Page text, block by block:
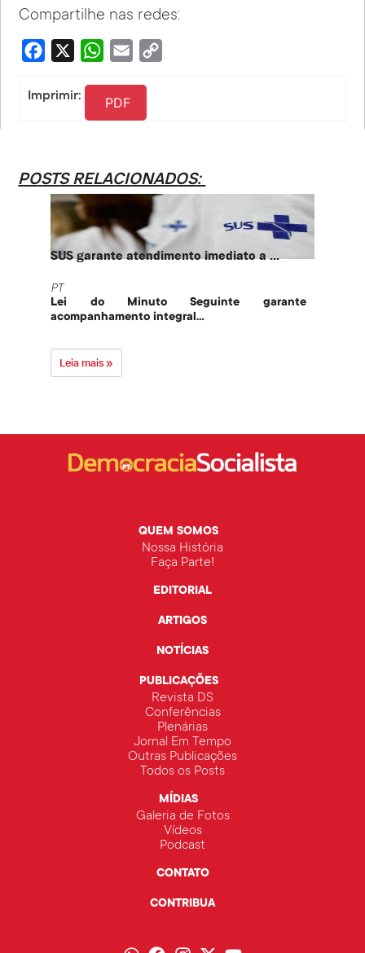
Compartilhe nas redes:
Facebook WhatsApp
Email
Imprimir: PDF
POSTS RELACIONADOS:
SUS garante atendimento imediato a ...
PT
Lei do Minuto Seguinte garante
acompanhamento integral...
Leia mais »
QUEM SOMOS
Nossa História
Faça Parte!
EDITORIAL
ARTIGOS
NOTÍCIAS
PUBLICAÇÕES
Revista DS
Conferências
Plenárias
Jornal Em Tempo
Outras Publicações
Todos os Posts
MÍDIAS
Galeria de Fotos
Vídeos
Podcast
CONTATO
CONTRIBUA